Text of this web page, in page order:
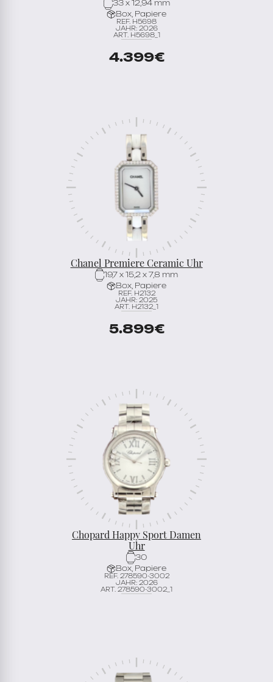
33 x 12,94 mm
Box, Papiere
REF. H5698
JAHR: 2026
ART. H5698_1
4.399€
Chanel Premiere Ceramic Uhr
19,7 x 15,2 x 7,8 mm
Box, Papiere
REF. H2132
JAHR: 2025
ART. H2132_1
5.899€
Chopard Happy Sport Damen
Uhr
30
Box, Papiere
REF. 278590-3002
JAHR: 2026
ART. 278590-3002_1